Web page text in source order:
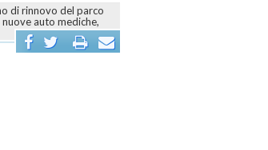
di rinnovo del parco
auto mediche,